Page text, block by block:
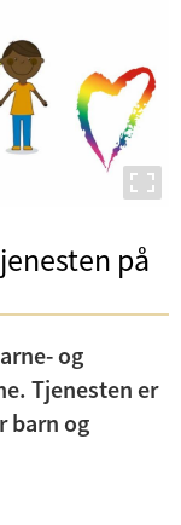
r
m
e
på
og
Tjenesten er
barn og